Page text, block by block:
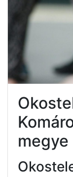
megye